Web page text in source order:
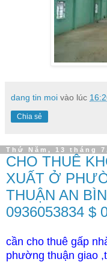
dang tin moi vào lúc
Chia sẻ
Thứ Năm, 13 tháng
CHO THUÊ
XUẤT Ở
THUẬN AN
0936053834 $
cần cho thuê gấp
phường thuận giao